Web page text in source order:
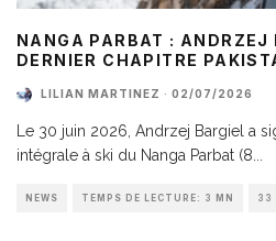
NANGA PARBAT : ANDRZEJ
DERNIER CHAPITRE
LILIAN MARTINEZ · 02/07/2026
Le 30 juin 2026, Andrzej Bargiel a
intégrale à ski du Nanga Parbat (8
NEWS TEMPS DE LECTURE: 3 MN 33